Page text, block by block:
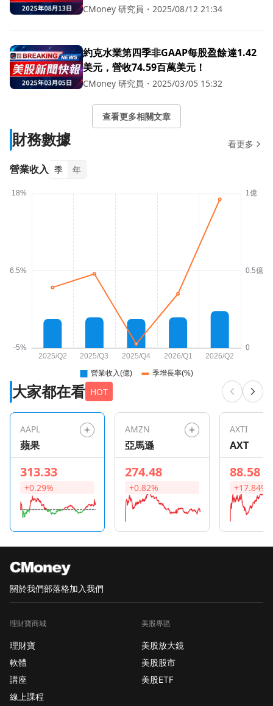
CMoney 研究員 ・ 2025/08/12 21:34
約克水業第四季非GAAP每股盈餘達1.42
美元，營收74.59百萬美元！
CMoney 研究員 ・ 2025/03/05 15:32
查看更多相關文章
財務數據 看更多
營業收入 季 年
大家都在看 HOT
AAPL
蘋果
313.33
+0.29%
AMZN
亞馬遜
274.48
+0.82%
AXTI
AXT
88.58
+17.84%
關於我們部落格加入我們
理財寶商城
理財寶
軟體
講座
線上課程
美股專區
美股放大鏡
美股股市
美股ETF